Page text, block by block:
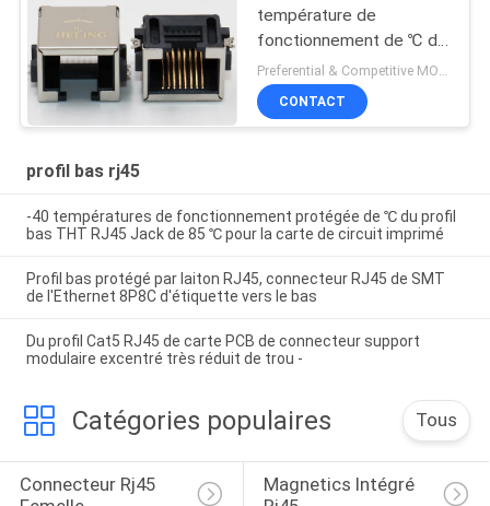
température de
fonctionnement de ℃ de
SMT RJ45 Jack -40 de
profil bas de port de 85
℃
CONTACT
profil bas rj45
-40 températures de fonctionnement protégée de ℃ du profil
bas THT RJ45 Jack de 85 ℃ pour la carte de circuit imprimé
Profil bas protégé par laiton RJ45, connecteur RJ45 de SMT
de l'Ethernet 8P8C d'étiquette vers le bas
Du profil Cat5 RJ45 de carte PCB de connecteur support
modulaire excentré très réduit de trou -
Catégories populaires Tous
Connecteur Rj45
Magnetics Intégré